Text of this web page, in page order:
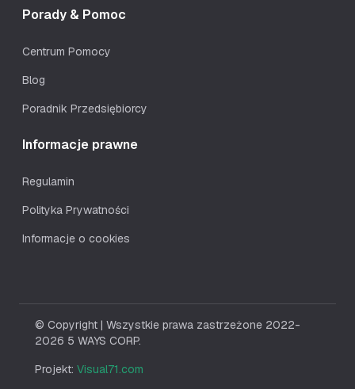
Porady & Pomoc
Centrum Pomocy
Blog
Poradnik Przedsiębiorcy
Informacje prawne
Regulamin
Polityka Prywatności
Informacje o cookies
© Copyright | Wszystkie prawa zastrzeżone 2022-
2026 5 WAYS CORP.
Projekt: Visual71.com